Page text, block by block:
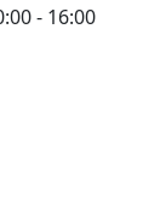
- 16:00